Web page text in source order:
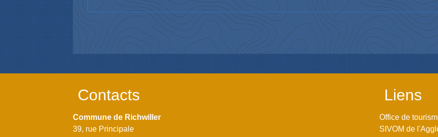
Contacts
Commune de Richwiller
39, rue Principale
Liens
Office de
SIVOM de